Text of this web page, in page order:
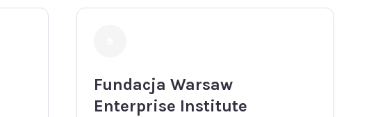
Fundacja Warsaw
Enterprise Institute